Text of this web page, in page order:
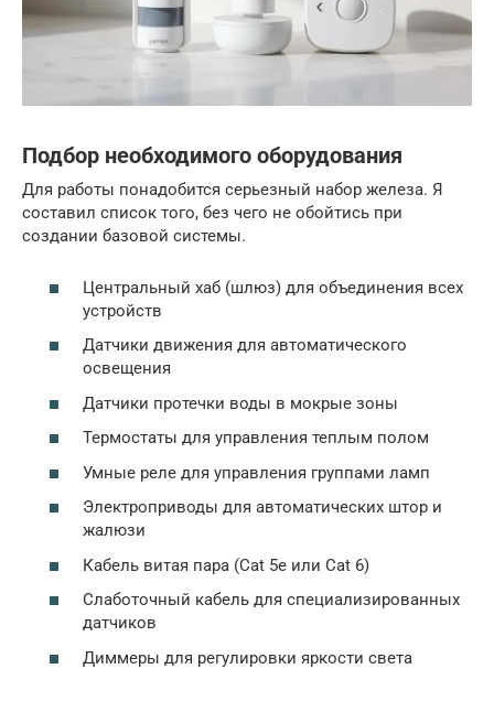
Подбор необходимого оборудования
Для работы понадобится серьезный набор железа. Я
составил список того, без чего не обойтись при
создании базовой системы.
Центральный хаб (шлюз) для объединения всех
устройств
Датчики движения для автоматического
освещения
Датчики протечки воды в мокрые зоны
Термостаты для управления теплым полом
Умные реле для управления группами ламп
Электроприводы для автоматических штор и
жалюзи
Кабель витая пара (Cat 5e или Cat 6)
Слаботочный кабель для специализированных
датчиков
Диммеры для регулировки яркости света